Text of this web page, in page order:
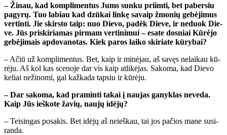
– Ži­nau, kad kom­pli­men­tus Jums sun­ku pri­im­ti, bet pa­ber­siu
pa­gy­rų. Tuo la­biau kad dzū­kai lin­kę sa­vaip žmo­nių ge­bė­ji­mus
ver­tin­ti. Jie skirs­to taip: nuo Die­vo, pa­dėk Die­ve, ir ne­duok Die­
ve. Jūs pri­ski­ria­mas pir­mam ver­ti­ni­mui – esa­te dos­niai Kū­rė­jo
ge­bė­ji­mais ap­do­va­no­tas. Kiek pa­ros lai­ko ski­ria­te kū­ry­bai?
– Ačiū už kom­pli­men­tus. Bet, kaip ir mi­nė­jau, aš sa­vęs ne­lai­kau kū­
rė­ju. Aš kol kas sce­no­je dar vis kaip at­li­kė­jas. Sa­ko­ma, kad Die­vo
ke­liai ne­ži­no­mi, gal kaž­ka­da tap­siu ir kū­rė­ju.
– Dar sa­ko­ma, kad pra­min­ti ta­kai į nau­jas ga­nyk­las ne­ve­da.
Kaip Jūs ieš­ko­te ža­vių, nau­jų idė­jų?
– Tei­sin­gas po­sa­kis. Bet idė­jų aš nei­eš­kau, tai jos pa­čios ma­ne su­si­
ran­da.